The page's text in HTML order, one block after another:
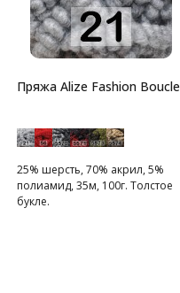
Пряжа Alize Fashion Boucle
25% шерсть, 70% акрил, 5%
полиамид, 35м, 100г. Толстое
букле.